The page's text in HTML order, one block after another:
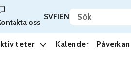
oss
Svenska
SVSuomi
FIEnglish
ENSök på sidan
Kalender Påverkan